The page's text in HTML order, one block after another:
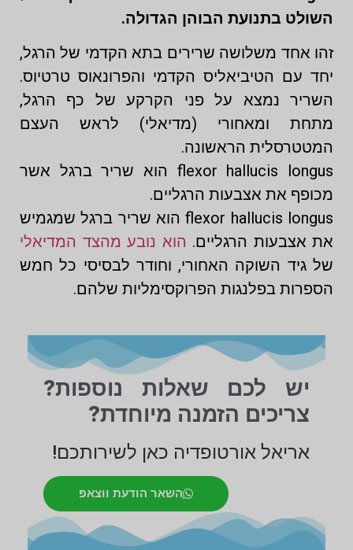
השולט בתנועת הבוהן הגדולה.
זהו אחד משלושה שרירים בתא הקדמי של הרגל,
יחד עם הטיביאליס הקדמי והפרונאוס טרטיוס.
השריר נמצא על פני הקרקע של כף הרגל,
מתחת ומאחורי (מדיאלי) לראש העצם
המטטרסלית הראשונה.
flexor hallucis longus הוא שריר ברגל אשר
מכופף את אצבעות הרגליים.
flexor hallucis longus הוא שריר ברגל שמגמיש
את אצבעות הרגליים. הוא נובע מהצד המדיאלי
של גיד השוקה האחורי, וחודר לבסיסי כל חמש
הספרות בפלנגות הפרוקסימליות שלהם.
יש לכם שאלות נוספות?
צריכים הזמנה מיוחדת?
אריאל אורטופדיה כאן לשירותכם!
השאר הודעת ווצאפ